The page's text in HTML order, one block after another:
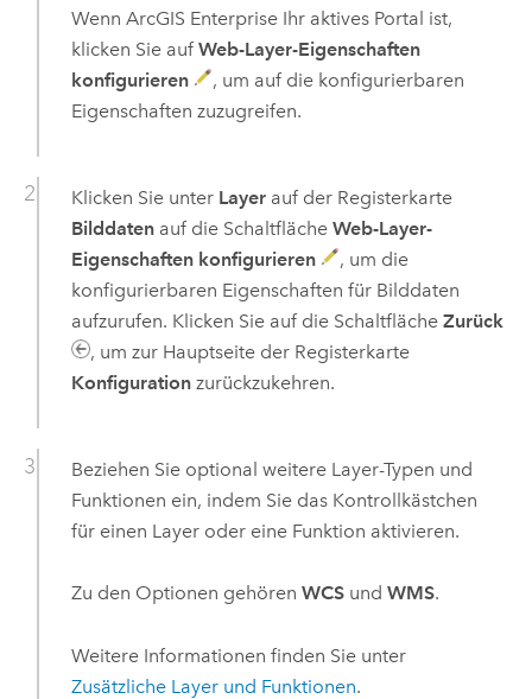
Wenn ArcGIS EnterpriseIhr aktives Portal ist,
klicken Sie auf Web-Layer-Eigenschaften
konfigurieren
, um auf die konfigurierbaren
Eigenschaften zuzugreifen.
Klicken Sie unter Layerauf der Registerkarte
Bilddatenauf die Schaltfläche Web-Layer-
Eigenschaften konfigurieren
, um die
konfigurierbaren Eigenschaften für Bilddaten
aufzurufen. Klicken Sie auf die Schaltfläche Zurück
, um zur Hauptseite der Registerkarte
Konfigurationzurückzukehren.
Beziehen Sie optional weitere Layer-Typen und
Funktionen ein, indem Sie das Kontrollkästchen
für einen Layer oder eine Funktion aktivieren.
Zu den Optionen gehören WCSund WMS.
Weitere Informationen finden Sie unter
Zusätzliche Layer und Funktionen.